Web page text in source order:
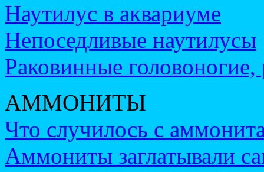
Наутилус в аквариуме
Непоседливые наутилусы
Раковинные
АММОНИТЫ
Что случилось с
Аммониты заглатывали